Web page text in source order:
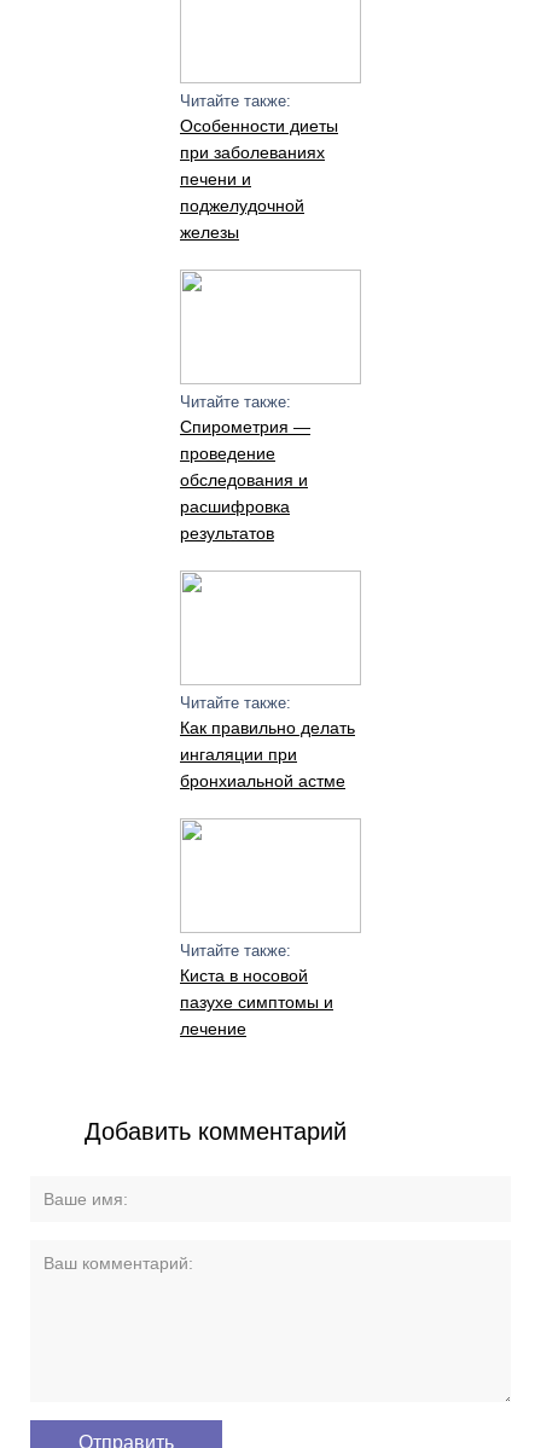
Читайте также:
Особенности диеты
при заболеваниях
печени и
поджелудочной
железы
Читайте также:
Спирометрия —
проведение
обследования и
расшифровка
результатов
Читайте также:
Как правильно делать
ингаляции при
бронхиальной астме
Читайте также:
Киста в носовой
пазухе симптомы и
лечение
Добавить комментарий